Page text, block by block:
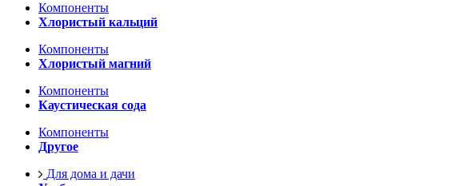
Компоненты
Хлористый кальций
Компоненты
Хлористый магний
Компоненты
Каустическая сода
Компоненты
Другое
Для дома и дачи